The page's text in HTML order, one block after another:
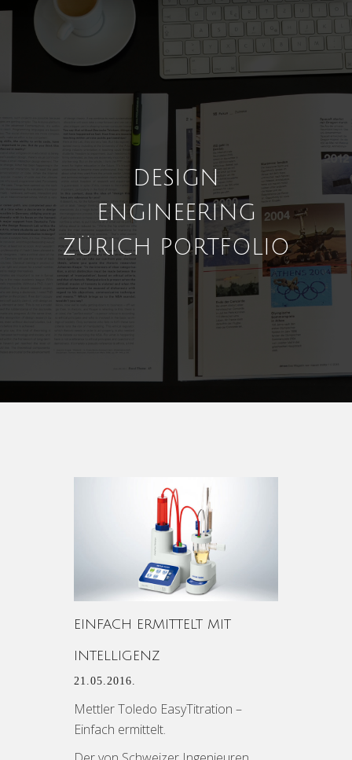
DESIGN
ENGINEERING
ZÜRICH PORTFOLIO
EINFACH ERMITTELT MIT
INTELLIGENZ
21.05.2016.
Mettler Toledo EasyTitration –
Einfach ermittelt.